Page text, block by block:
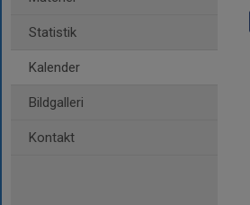
Statistik
Kalender
Bildgalleri
Kontakt